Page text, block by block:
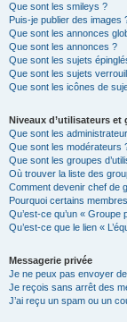
Que sont les smileys ?
Puis-je publier des images
Que sont les annonces
Que sont les annonces ?
Que sont les sujets
Que sont les sujets
Que sont les icônes de
Niveaux d’utilisateurs et
Que sont les
Que sont les modérateurs
Que sont les groupes
Où trouver la liste des
Comment devenir chef de
Pourquoi certains
Qu’est-ce qu’un « Groupe
Qu’est-ce que le lien «
Messagerie privée
Je ne peux pas envoyer
Je reçois sans arrêt des
J’ai reçu un spam ou un